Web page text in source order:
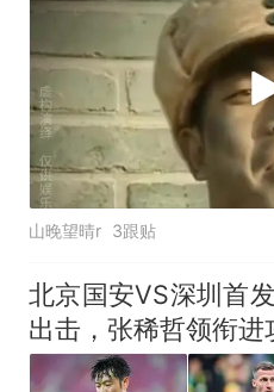
山晚望晴r 3跟贴
北京国安VS深圳首
出击，张稀哲领衔进